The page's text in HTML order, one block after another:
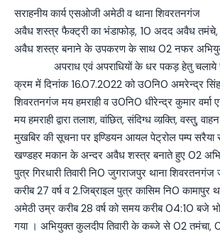
सराहनीय कार्य एसओजी अमेठी व थाना शिवरतनगंज
अवैध शस्त्र फैक्ट्री का भंडाफोड़, 10 अदद अवैध तमंचे,
अवैध शस्त्र बनाने के उपकरण के साथ 02 नफर
अपराध एवं अपराधियों के धर पकड़ हेतु चलाये
क्रम में दिनांक 16.07.2022 को उ0नि0 अमरेन्द्र सिंह
शिवरतनगंज मय हमराही व उ0नि0 धीरेन्द्र कुमार वर्मा
मय हमराही द्वारा तलाश, वांछित, संदिग्ध व्य़क्ति, वस्तु,
मुखबिर की सूचना पर इण्डियन आयल पेट्रोल पम्प सरैया
खण्डहर मकान के अन्दर अवैध शस्त्र बनाते हुए 02
पुत्र गिरधारी तिवारी नि0 जुगराजपुर थाना
करीब 27 वर्ष व 2.जिब्राइल पुत्र कासिम नि0 कामापुर
अमेठी उम्र करीब 28 वर्ष को समय करीब 04:10 बजे
गया । अभियुक्त कुलदीप तिवारी के कब्जे से 02 तमंचा,